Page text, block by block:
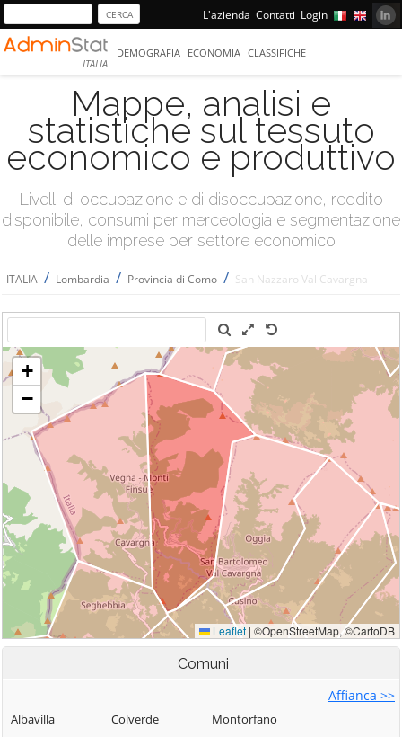
L'azienda Contatti Login
ITALIA
DEMOGRAFIA ECONOMIA CLASSIFICHE
Mappe, analisi e
statistiche sul tessuto
economico e produttivo
Livelli di occupazione e di disoccupazione, reddito
disponibile, consumi per merceologia e segmentazione
delle imprese per settore economico
ITALIA / Lombardia / Provincia di Como / San Nazzaro Val Cavargna
Comuni
Affianca >>
Albavilla
Colverde
Montorfano